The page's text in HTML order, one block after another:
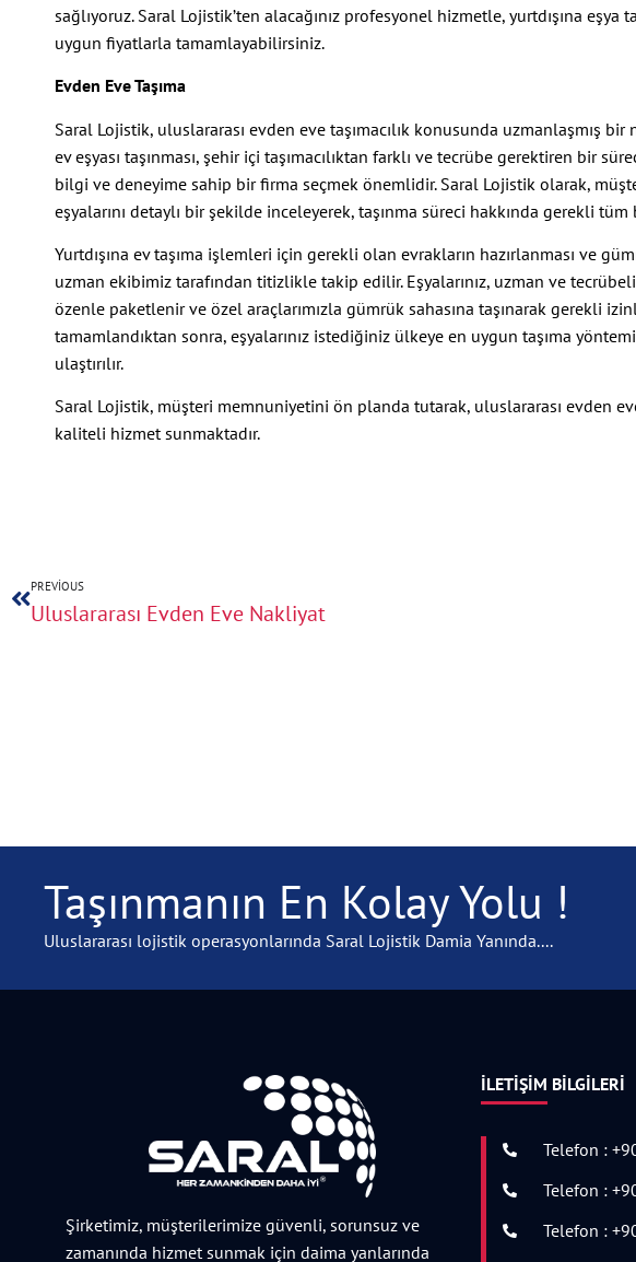
sağlıyoruz. Saral Lojistik’ten alacağınız profesyonel hizmetle, yurtdışına eşya
uygun fiyatlarla tamamlayabilirsiniz.
Evden Eve Taşıma
Saral Lojistik, uluslararası evden eve taşımacılık konusunda uzmanlaşmış bir
ev eşyası taşınması, şehir içi taşımacılıktan farklı ve tecrübe gerektiren bir
bilgi ve deneyime sahip bir firma seçmek önemlidir. Saral Lojistik olarak,
eşyalarını detaylı bir şekilde inceleyerek, taşınma süreci hakkında gerekli
Yurtdışına ev taşıma işlemleri için gerekli olan evrakların hazırlanması ve
uzman ekibimiz tarafından titizlikle takip edilir. Eşyalarınız, uzman ve
özenle paketlenir ve özel araçlarımızla gümrük sahasına taşınarak gerekli
tamamlandıktan sonra, eşyalarınız istediğiniz ülkeye en uygun taşıma
ulaştırılır.
Saral Lojistik, müşteri memnuniyetini ön planda tutarak, uluslararası evden
kaliteli hizmet sunmaktadır.
PREVIOUS
Uluslararası Evden Eve Nakliyat
Taşınmanın En Kolay Yolu !
Uluslararası lojistik operasyonlarında Saral Lojistik Damia Yanında....
Şirketimiz, müşterilerimize güvenli, sorunsuz ve
zamanında hizmet sunmak için daima yanlarında
İLETIŞIM BILGILERI
Telefon :
Telefon :
Telefon :